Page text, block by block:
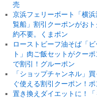
売
京浜フェリーボート「横浜
覧船」割引クーポンがお
約不要。くまポン
ローストビーフ油そば「ビ
ト」肉ご飯セットがクーポ
で割引！グルーポン
「ショップチャンネル」
ぐ使える割引クーポン！
置き換えダイエットに！「